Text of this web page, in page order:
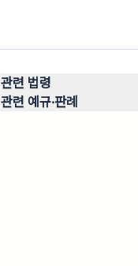
관련 법령
관련 예규·판례